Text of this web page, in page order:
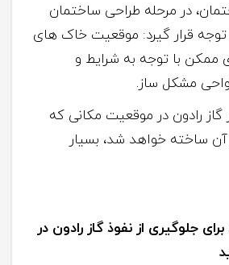
در مرحله طراحی ساختمان
توجه قرار گیرد: موقعیت خاک های
با توجه به شرایط و
مشکل ساز.
رادون در موقعیت مکانی که
ساخته خواهد شد، بسیار
جلوگیری از نفوذ گاز رادون در